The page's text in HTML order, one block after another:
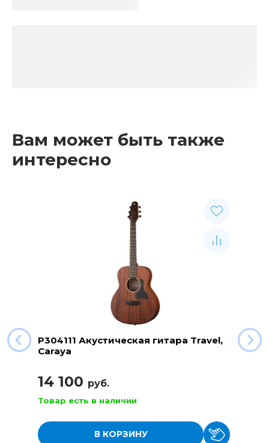
Вам может быть также
интересно
P304111 Акустическая гитара Travel,
Caraya
14 100 руб.
Товар есть в наличии
В КОРЗИНУ